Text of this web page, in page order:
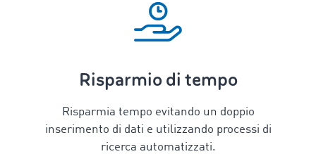
Risparmio di tempo
Risparmia tempo evitando un doppio
inserimento di dati e utilizzando processi di
ricerca automatizzati.